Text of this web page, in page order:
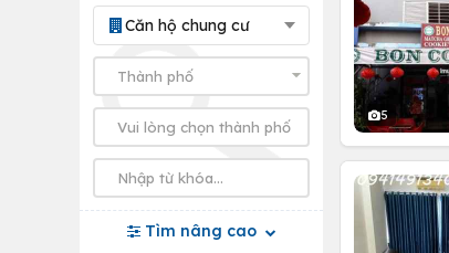
Căn hộ chung cư
Tìm nâng cao
5